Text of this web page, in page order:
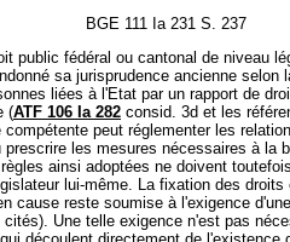
BGE 111 Ia 231 S. 237
public fédéral ou cantonal de niveau
sa jurisprudence ancienne
liées à l'Etat par un rapport de
(ATF 106 Ia 282 consid. 3d et les
peut réglementer les
les mesures nécessaires à la
ainsi adoptées ne doivent
lui-même. La fixation des
cause reste soumise à l'exigence
Une telle exigence n'est pas